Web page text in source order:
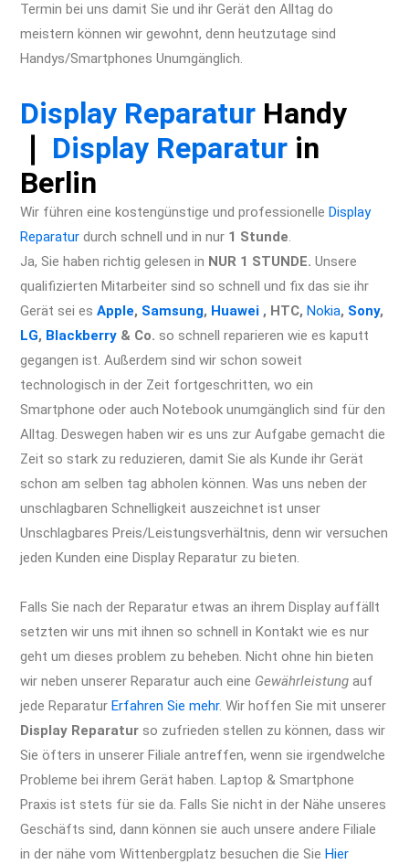
Termin bei uns damit Sie und ihr Gerät den Alltag do
meistern können wir gewohnt, denn heutzutage sind
Handys/Smartphones Unumgänglich.
Display Reparatur Handy
Display Reparatur in
Berlin
Wir führen eine kostengünstige und professionelle Display
Reparatur durch schnell und in nur 1 Stunde.
Ja, Sie haben richtig gelesen in NUR 1 STUNDE. Unsere
qualifizierten Mitarbeiter sind so schnell und fix das sie ihr
Gerät sei es Apple, Samsung, Huawei , HTC, Nokia, Sony,
LG, Blackberry & Co. so schnell reparieren wie es kaputt
gegangen ist. Außerdem sind wir schon soweit
technologisch in der Zeit fortgeschritten, wo ein
Smartphone oder auch Notebook unumgänglich sind für den
Alltag. Deswegen haben wir es uns zur Aufgabe gemacht die
Zeit so stark zu reduzieren, damit Sie als Kunde ihr Gerät
schon am selben tag abholen können. Was uns neben der
unschlagbaren Schnelligkeit auszeichnet ist unser
Unschlagbares Preis/Leistungsverhältnis, denn wir versuchen
jeden Kunden eine Display Reparatur zu bieten.
Falls Sie nach der Reparatur etwas an ihrem Display auffällt
setzten wir uns mit ihnen so schnell in Kontakt wie es nur
geht um dieses problem zu beheben. Nicht ohne hin bieten
wir neben unserer Reparatur auch eine Gewährleistung auf
jede Reparatur Erfahren Sie mehr. Wir hoffen Sie mit unserer
Display Reparatur so zufrieden stellen zu können, dass wir
Sie öfters in unserer Filiale antreffen, wenn sie irgendwelche
Probleme bei ihrem Gerät haben. Laptop & Smartphone
Praxis ist stets für sie da. Falls Sie nicht in der Nähe unseres
Geschäfts sind, dann können sie auch unsere andere Filiale
in der nähe vom Wittenbergplatz besuchen die Sie Hier